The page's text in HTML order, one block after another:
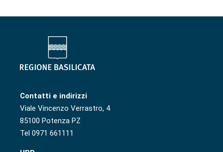
Contatti e indirizzi
Viale Vincenzo Verrastro, 4
85100 Potenza PZ
Tel 0971 661111